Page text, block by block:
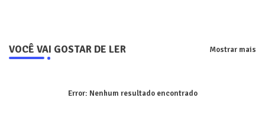
VOCÊ VAI GOSTAR DE LER Mostrar mais
Error: Nenhum resultado encontrado